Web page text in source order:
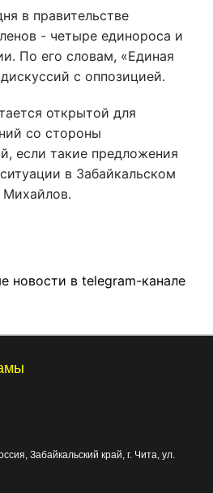
в правительстве
- четыре единороса и
По его словам, «Единая
с оппозицией.
открытой для
со стороны
если такие предложения
в Забайкальском
Михайлов.
новости в telegram-канале
Забайкальский край, г. Чита, ул.